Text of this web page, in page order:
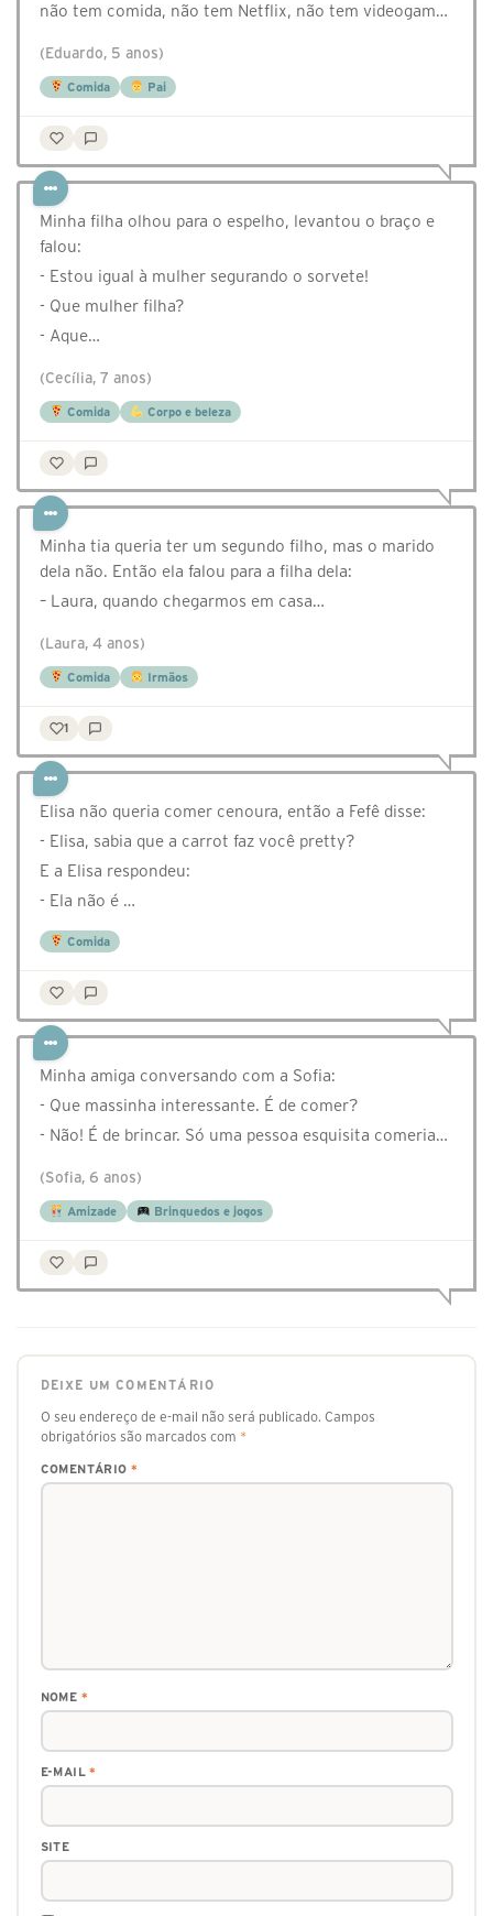
não tem comida, não tem Netflix, não tem videogam…
(Eduardo, 5 anos)
Comida Pai
Minha filha olhou para o espelho, levantou o braço e
falou:
- Estou igual à mulher segurando o sorvete!
- Que mulher filha?
- Aque…
(Cecília, 7 anos)
Comida Corpo e beleza
Minha tia queria ter um segundo filho, mas o marido
dela não. Então ela falou para a filha dela:
– Laura, quando chegarmos em casa…
(Laura, 4 anos)
Comida Irmãos
1
Elisa não queria comer cenoura, então a Fefê disse:
- Elisa, sabia que a carrot faz você pretty?
E a Elisa respondeu:
- Ela não é …
Comida
Minha amiga conversando com a Sofia:
- Que massinha interessante. É de comer?
- Não! É de brincar. Só uma pessoa esquisita comeria…
(Sofia, 6 anos)
Amizade Brinquedos e jogos
DEIXE UM COMENTÁRIO
O seu endereço de e-mail não será publicado. Campos
obrigatórios são marcados com *
COMENTÁRIO *
NOME *
E-MAIL*
SITE